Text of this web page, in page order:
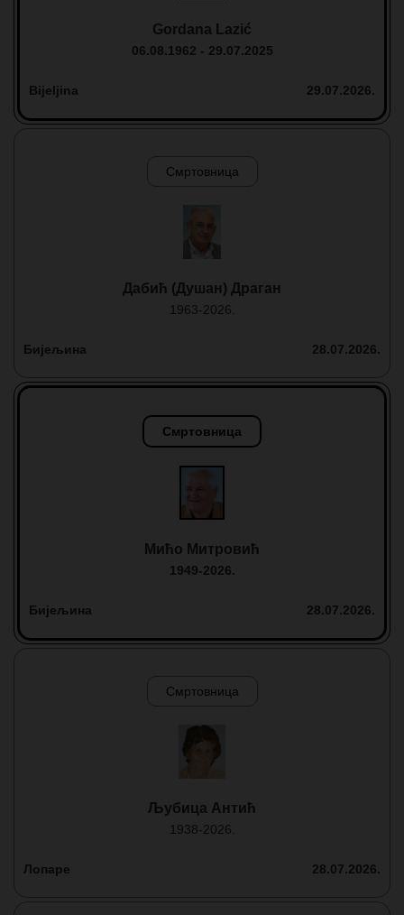
Gordana Lazić
06.08.1962 - 29.07.2025
Bijeljina 29.07.2026.
Смртовница
Дабић (Душан) Драган
1963-2026.
Бијељина 28.07.2026.
Смртовница
Мићо Митровић
1949-2026.
Бијељина 28.07.2026.
Смртовница
Љубица Антић
1938-2026.
Лопаре 28.07.2026.